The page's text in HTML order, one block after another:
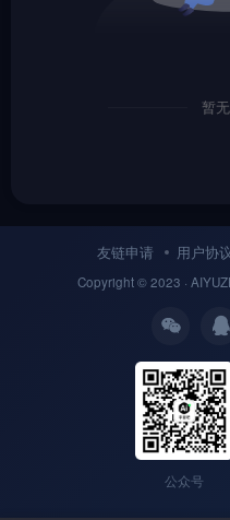
暂
友链申请 用户协
Copyright © 2023 ·
公众号